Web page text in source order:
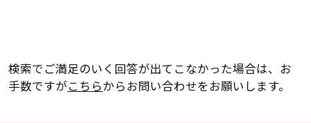
検索でご満足のいく回答が出てこなかった場合は、お
手数ですがこちらからお問い合わせをお願いします。